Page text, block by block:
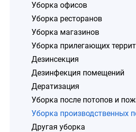
Уборка офисов
Уборка ресторанов
Уборка магазинов
Уборка прилегающих
Дезинсекция
Дезинфекция помещений
Дератизация
Уборка после потопов и
Уборка производственных
Другая уборка